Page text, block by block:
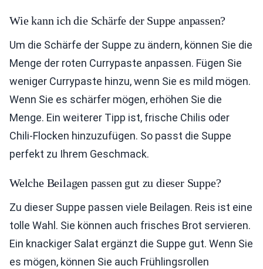
Wie kann ich die Schärfe der Suppe anpassen?
Um die Schärfe der Suppe zu ändern, können Sie die
Menge der roten Currypaste anpassen. Fügen Sie
weniger Currypaste hinzu, wenn Sie es mild mögen.
Wenn Sie es schärfer mögen, erhöhen Sie die
Menge. Ein weiterer Tipp ist, frische Chilis oder
Chili-Flocken hinzuzufügen. So passt die Suppe
perfekt zu Ihrem Geschmack.
Welche Beilagen passen gut zu dieser Suppe?
Zu dieser Suppe passen viele Beilagen. Reis ist eine
tolle Wahl. Sie können auch frisches Brot servieren.
Ein knackiger Salat ergänzt die Suppe gut. Wenn Sie
es mögen, können Sie auch Frühlingsrollen